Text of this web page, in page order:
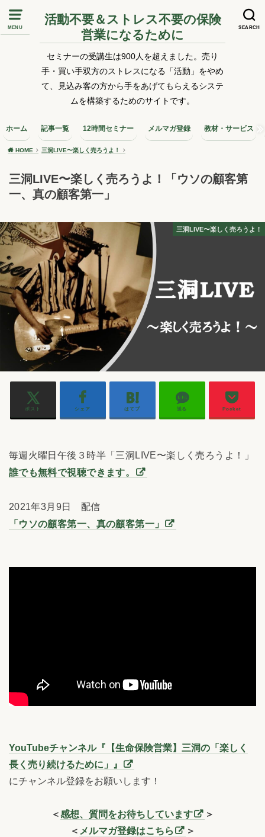
MENU SEARCH
活動不要＆ストレス不要の保険
営業になるために
セミナーの受講生は900人を超えました。売り
手・買い手双方のストレスになる「活動」をやめ
て、見込み客の方から手をあげてもらえるシステ
ムを構築するためのサイトです。
ホーム 記事一覧 12時間セミナー メルマガ登録 教材・サービス
HOME 三洞LIVE〜楽しく売ろうよ！
三洞LIVE〜楽しく売ろうよ！「ウソの顧客第
一、真の顧客第一」
三洞LIVE〜楽しく売ろうよ！
ポスト シェア はてブ 送る Pocket
毎週火曜日午後３時半「三洞LIVE〜楽しく売ろうよ！」
誰でも無料で視聴できます。
2021年3月9日 配信
「ウソの顧客第一、真の顧客第一」
YouTubeチャンネル『【生命保険営業】三洞の「楽しく
長く売り続けるために」』
にチャンネル登録をお願いします！
＜感想、質問をお待ちしています
＞
＜ メルマガ登録はこちら ＞